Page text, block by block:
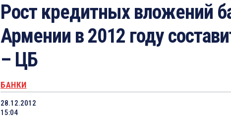
Рост кредитных вложений
Армении в 2012 году
– ЦБ
БАНКИ
28.12.2012
15:04